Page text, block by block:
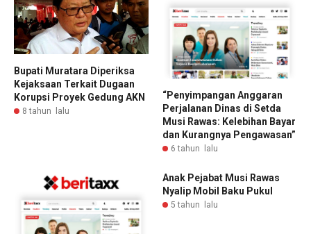
Bupati Muratara Diperiksa
Kejaksaan Terkait Dugaan
Korupsi Proyek Gedung AKN
8 tahun lalu
“Penyimpangan Anggaran
Perjalanan Dinas di Setda
Musi Rawas: Kelebihan Bayar
dan Kurangnya Pengawasan”
6 tahun lalu
Anak Pejabat Musi Rawas
Nyalip Mobil Baku Pukul
5 tahun lalu